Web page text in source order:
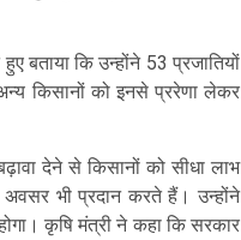
बताया कि उन्होंने 53 प्रजातियों
किसानों को इनसे प्ररेणा लेकर
देने से किसानों को सीधा लाभ
भी प्रदान करते हैं। उन्होंने
कृषि मंत्री ने कहा कि सरकार